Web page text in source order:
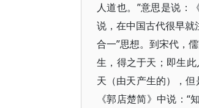
人道也。”意思是说：
说，在中国古代很早就
合一”思想。到宋代，
生，得之于天；即生此
天（由天产生的），但
《郭店楚简》中说：